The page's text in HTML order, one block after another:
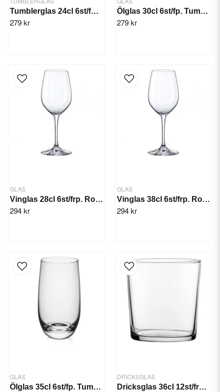
Tumblerglas 24cl 6st/fp. Water
279 kr
Ölglas 30cl 6st/fp. Tumbler Rona
279 kr
GLAS
Vinglas 28cl 6st/frp. Rona Yarra
294 kr
GLAS
Vinglas 38cl 6st/frp. Rona Yarra
294 kr
GLAS
Ölglas 35cl 6st/fp. Tumbler Rona
DRICKSGLAS
Dricksglas 36cl 12st/frp. Vicrila